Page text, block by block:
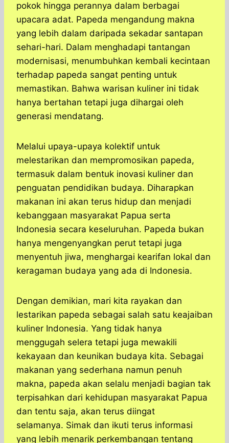
pokok hingga perannya dalam berbagai
upacara adat. Papeda mengandung makna
yang lebih dalam daripada sekadar santapan
sehari-hari. Dalam menghadapi tantangan
modernisasi, menumbuhkan kembali kecintaan
terhadap papeda sangat penting untuk
memastikan. Bahwa warisan kuliner ini tidak
hanya bertahan tetapi juga dihargai oleh
generasi mendatang.
Melalui upaya-upaya kolektif untuk
melestarikan dan mempromosikan papeda,
termasuk dalam bentuk inovasi kuliner dan
penguatan pendidikan budaya. Diharapkan
makanan ini akan terus hidup dan menjadi
kebanggaan masyarakat Papua serta
Indonesia secara keseluruhan. Papeda bukan
hanya mengenyangkan perut tetapi juga
menyentuh jiwa, menghargai kearifan lokal dan
keragaman budaya yang ada di Indonesia.
Dengan demikian, mari kita rayakan dan
lestarikan papeda sebagai salah satu keajaiban
kuliner Indonesia. Yang tidak hanya
menggugah selera tetapi juga mewakili
kekayaan dan keunikan budaya kita. Sebagai
makanan yang sederhana namun penuh
makna, papeda akan selalu menjadi bagian tak
terpisahkan dari kehidupan masyarakat Papua
dan tentu saja, akan terus diingat
selamanya. Simak dan ikuti terus informasi
yang lebih menarik perkembangan tentang